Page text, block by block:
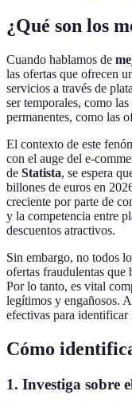
¿Qué son los
Cuando hablamos de
las ofertas que ofrecen
servicios a través de
ser temporales, como
permanentes, como las
El contexto de este
con el auge del e-
de Statista, se espera
billones de euros en
creciente por parte de
y la competencia entre
descuentos atractivos.
Sin embargo, no todos
ofertas fraudulentas que
Por lo tanto, es vital
legítimos y engañosos.
efectivas para identificar
Cómo
1. Investiga sobre